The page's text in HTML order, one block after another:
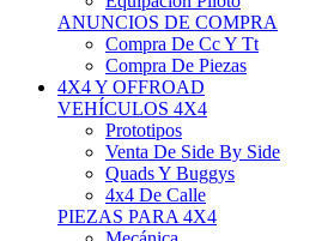
Compra De Cc Y Tt
Compra De Piezas
4X4 Y OFFROAD
VEHÍCULOS 4X4
Prototipos
Venta De Side By Side
Quads Y Buggys
4x4 De Calle
PIEZAS PARA 4X4
Mecánica
Carrocería